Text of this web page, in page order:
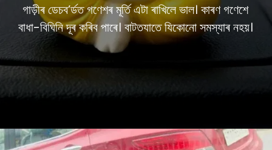
গাড়ীৰ ডেচব’ৰ্ডত গণেশৰ মূৰ্তি এটা ৰাখিলে ভাল। কাৰণ গণেশে
বাধা-বিঘিনি দূৰ কৰিব পাৰে। বাটতযাতে যিকোনো সমস্যাৰ নহয়।